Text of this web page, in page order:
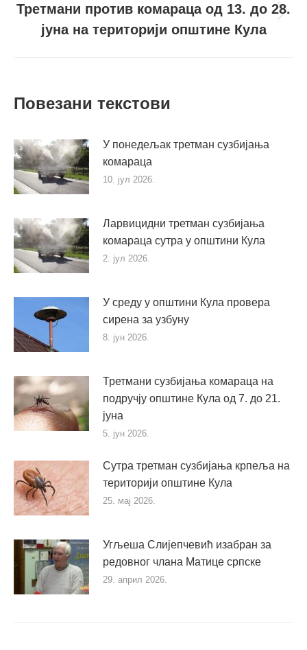
Следећи
пост
Третмани против комараца од 13. до 28.
јуна на територији општине Кула
Повезани текстови
У понедељак третман сузбијања
комараца
10. јул 2026.
Ларвицидни третман сузбијања
комараца сутра у општини Кула
2. јул 2026.
У среду у општини Кула провера
сирена за узбуну
8. јун 2026.
Третмани сузбијања комараца на
подручју општине Кула од 7. до 21.
јуна
5. јун 2026.
Сутра третман сузбијања крпеља на
територији општине Кула
25. мај 2026.
Угљеша Слијепчевић изабран за
редовног члана Матице српске
29. април 2026.